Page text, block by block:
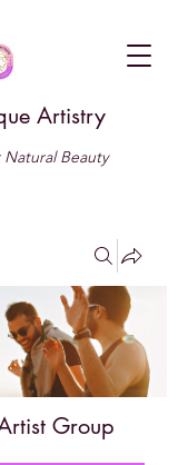
Artistry
Beauty
Group